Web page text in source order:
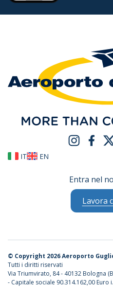
IT EN
Entra nel
Lavora
© Copyright 2026 Aeroporto
Tutti i diritti riservati
Via Triumvirato, 84 - 40132 Bologna
- Capitale sociale 90.314.162,00 Euro